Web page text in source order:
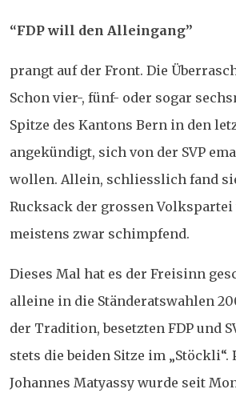
“FDP will den Alleingang”
prangt auf der Front. Die
Schon vier-, fünf- oder sogar
Spitze des Kantons Bern in den
angekündigt, sich von der SVP
wollen. Allein, schliesslich fand
Rucksack der grossen
meistens zwar schimpfend.
Dieses Mal hat es der Freisinn
alleine in die Ständeratswahlen
der Tradition, besetzten FDP und
stets die beiden Sitze im
Johannes Matyassy wurde seit